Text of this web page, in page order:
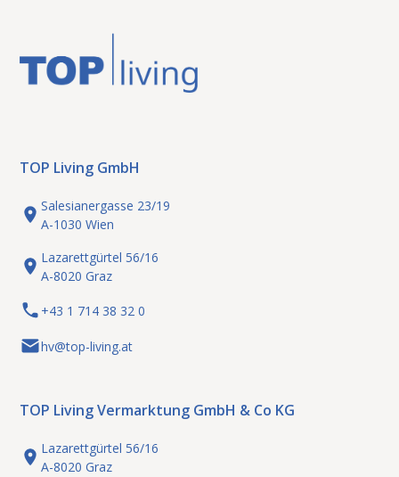
TOP Living GmbH
Salesianergasse 23/19
A-1030 Wien
Lazarettgürtel 56/16
A-8020 Graz
+43 1 714 38 32 0
hv@top-living.at
TOP Living Vermarktung GmbH & Co KG
Lazarettgürtel 56/16
A-8020 Graz